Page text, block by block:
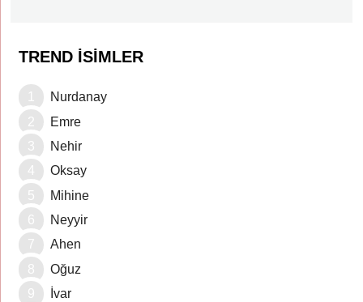
TREND İSIMLER
Nurdanay
Emre
Nehir
Oksay
Mihine
Neyyir
Ahen
Oğuz
İvar